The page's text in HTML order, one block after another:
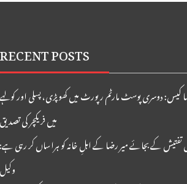
RECENT POSTS
کیس: دوسری پوسٹ مارٹم رپورٹ میں کھوپڑی، پسلی اور کولہے
میں فریکچر کی تصدیق
تفتیش کے بجائے میر رضا کے اہلِ خانہ کو ہراساں کر رہی ہے:
وکیل